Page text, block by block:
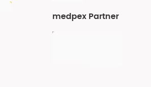
medpex Partner